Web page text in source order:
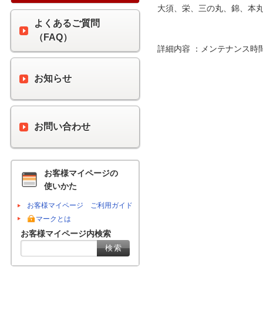
大須、栄、三の丸、錦、本
詳細内容 ：メンテナンス時
よくあるご質問
（FAQ）
お知らせ
お問い合わせ
お客様マイページの
使いかた
お客様マイページ ご利用ガイド
マークとは
お客様マイページ内検索